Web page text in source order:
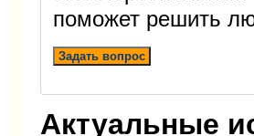
поможет решить
Задать вопрос
Актуальные